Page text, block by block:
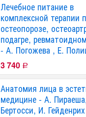
Лечебное питание в
комплексной терапии
остеопорозе,
подагре,
- А. Погожева , Е.
3 740 Р
Анатомия лица в
медицине - А.
Бертосси, И. Гейденрих